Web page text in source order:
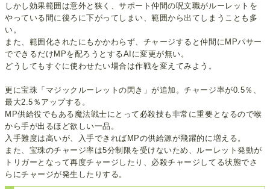
しかし効果範囲は意外と狭く、サポート仲間の呪文職がルーレットを
やっている間に後ろに下がってしまい、範囲から出てしまうことも多
い。
また、範囲化されたにもかかわらず、チャージすると仲間にMPパサー
でできるだけMPを配ろうとするAIに変更が無い。
どうしてもすぐに使わせたい場合は作戦を変えてみよう。
更に宝珠「マジックルーレットの閃き」が追加。チャージ率が0.5％、
最大2.5％アップする。
MP供給役でもある魔法戦士にとって必殺技も非常に重要となるので喉
から手が出るほど欲しい一品。
入手難度は高いが、入手できればMPの供給源が飛躍的に増える。
また、宝珠のチャージ率は5分制限を受けないため、ルーレット発動が
トリガーとなって再度チャージしたり、必殺チャージしてる状態でさ
らにチャージが発生したりする。